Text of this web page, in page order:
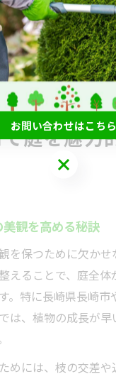
る」「手入れがし
といったものが多く
理を取り入れるこ
とができるでしょう
庭を魅力
観を高める秘訣
を保つために欠かせ
えることで、庭全体
。特に長崎県長崎市
は、植物の成長が
めには、枝の交差や
お問い合わせはこちら
お問い合わせはこちら